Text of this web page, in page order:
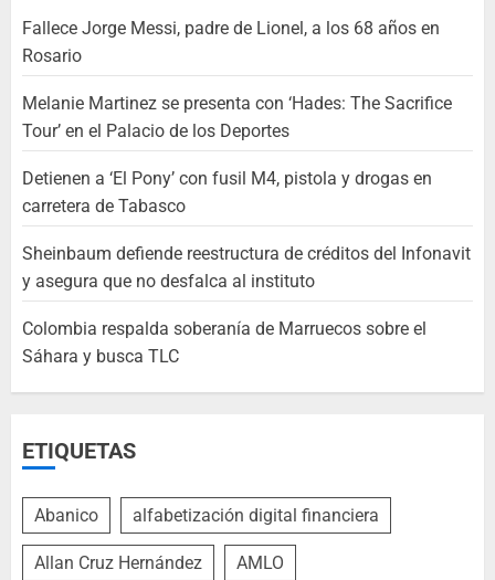
Fallece Jorge Messi, padre de Lionel, a los 68 años en
Rosario
Melanie Martinez se presenta con ‘Hades: The Sacrifice
Tour’ en el Palacio de los Deportes
Detienen a ‘El Pony’ con fusil M4, pistola y drogas en
carretera de Tabasco
Sheinbaum defiende reestructura de créditos del Infonavit
y asegura que no desfalca al instituto
Colombia respalda soberanía de Marruecos sobre el
Sáhara y busca TLC
ETIQUETAS
Abanico alfabetización digital financiera
Allan Cruz Hernández AMLO